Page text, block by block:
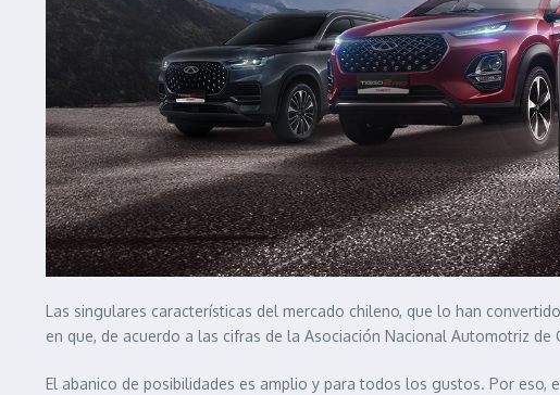
Las singulares características del mercado chileno, que lo han
en que, de acuerdo a las cifras de la Asociación Nacional Automotriz
El abanico de posibilidades es amplio y para todos los gustos. Por